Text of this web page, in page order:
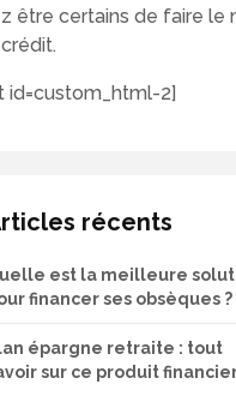
être certains de faire le
id=custom_html-2]
récents
est la meilleure
financer ses obsèques ?
épargne retraite : tout
sur ce produit